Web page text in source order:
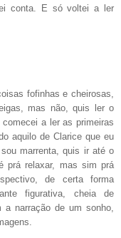
conta. E só voltei a ler
fofinhas e cheirosas,
mas não, quis ler o
a ler as primeiras
aquilo de Clarice que eu
marrenta, quis ir até o
prá relaxar, mas sim prá
de certa forma
figurativa, cheia de
narração de um sonho,